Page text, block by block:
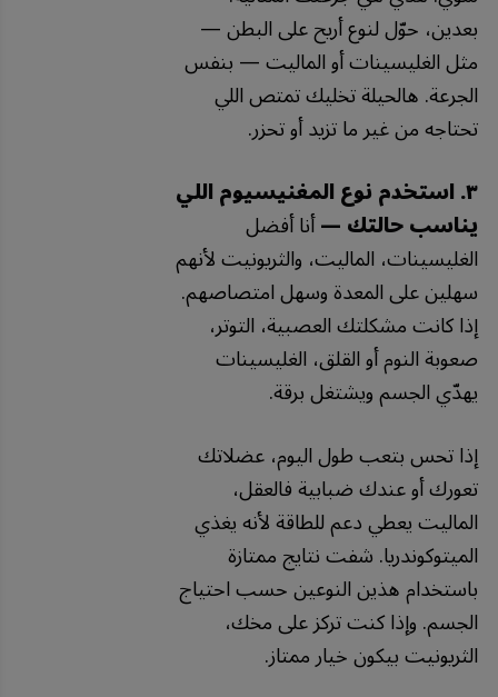
بعدين، حوّل لنوع أريح على البطن —
مثل الغليسينات أو الماليت — بنفس
الجرعة. هالحيلة تخليك تمتص اللي
تحتاجه من غير ما تزيد أو تحزر.
٣. استخدم نوع المغنيسيوم اللي
يناسب حالتك —أنا أفضل
الغليسينات، الماليت، والثريونيت لأنهم
سهلين على المعدة وسهل امتصاصهم.
إذا كانت مشكلتك العصبية، التوتر،
صعوبة النوم أو القلق، الغليسينات
يهدّي الجسم ويشتغل برقة.
إذا تحس بتعب طول اليوم، عضلاتك
تعورك أو عندك ضبابية فالعقل،
الماليت يعطي دعم للطاقة لأنه يغذي
الميتوكوندريا. شفت نتايج ممتازة
باستخدام هذين النوعين حسب احتياج
الجسم. وإذا كنت تركز على مخك،
الثريونيت بيكون خيار ممتاز.